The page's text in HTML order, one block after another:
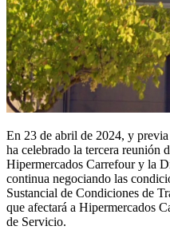
En 23 de abril de 2024, y
ha celebrado la tercera reunión
Hipermercados Carrefour y la
continua negociando las
Sustancial de Condiciones de
que afectará a Hipermercados
de Servicio.